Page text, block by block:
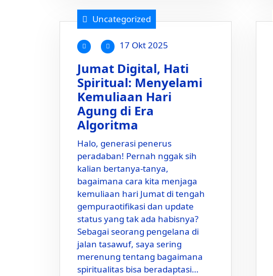
Uncategorized
17 Okt 2025
Jumat Digital, Hati
Spiritual: Menyelami
Kemuliaan Hari
Agung di Era
Algoritma
Halo, generasi penerus
peradaban! Pernah nggak sih
kalian bertanya-tanya,
bagaimana cara kita menjaga
kemuliaan hari Jumat di tengah
gempuraotifikasi dan update
status yang tak ada habisnya?
Sebagai seorang pengelana di
jalan tasawuf, saya sering
merenung tentang bagaimana
spiritualitas bisa beradaptasi…